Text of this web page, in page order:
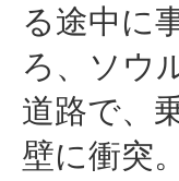
る途中に
ろ、ソウ
道路で、
壁に衝突